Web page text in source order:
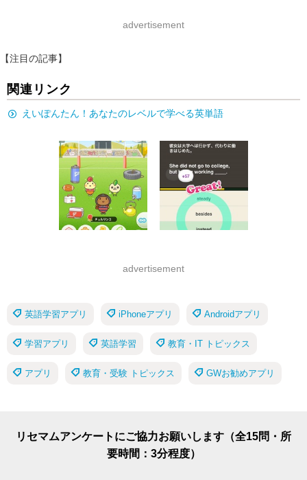
advertisement
【注目の記事】
関連リンク
えいぽんたん！あなたのレベルで学べる英単語
advertisement
英語学習アプリ iPhoneアプリ Androidアプリ
学習アプリ 英語学習 教育・IT トピックス
アプリ 教育・受験 トピックス GWお勧めアプリ
リセマムアンケートにご協力お願いします（全15問・所
要時間：3分程度）